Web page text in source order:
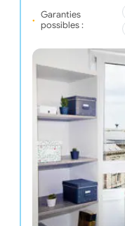
Garanties
possibles :